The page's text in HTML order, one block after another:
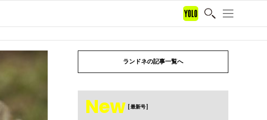
ランドネの記事一覧へ
New [ 最新号 ]